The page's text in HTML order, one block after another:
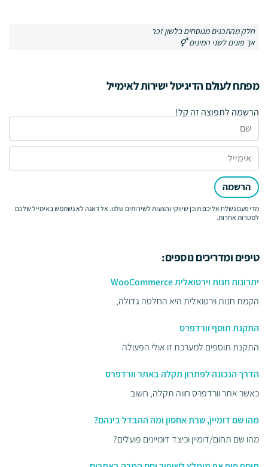
חלק מהתכנים מנוסחים בלשון זכר
אך פונים לשני המינים ⚥
מפתח לעולם הדיגיטל ישירות לאימייל
הרשמה לתפוצה זה קל!
הרשמה
מדי פעם נשלח אליכם תוכן שיווקי והצעות לשירותים שלנו. אל דאגה לא נשתמש באימייל שלכם
למטרות אחרות.
טיפים ומדריכים נוספים:
יתרונות חנות וירטואלית WooCommerce
הקמת חנות וירטואלית היא החלטה גדולה,
התקנת תוסף וורדפרס
התקנת תוספים למערכת זו אולי הפעולה
הדרך הנכונה לפתרון תקלה באתר וורדפרס
כאשר אתר וורדפרס חווה תקלה, חשוב
מהו שם דומיין, שרת אחסון ומה ההבדל בינהם?
מהו שם תחום/דומיין וכיצד דומיינים פועלים?